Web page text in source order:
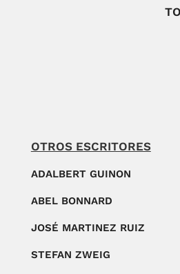
OTROS ESCRITORES
ADALBERT GUINON
ABEL BONNARD
JOSÉ MARTINEZ RUIZ
STEFAN ZWEIG